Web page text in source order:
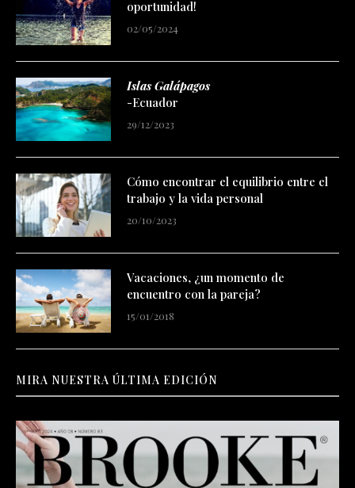
oportunidad!
02/05/2024
Islas Galápagos
-Ecuador
29/12/2023
Cómo encontrar el equilibrio entre el
trabajo y la vida personal
20/10/2023
Vacaciones, ¿un momento de
encuentro con la pareja?
15/01/2018
MIRA NUESTRA ÚLTIMA EDICIÓN